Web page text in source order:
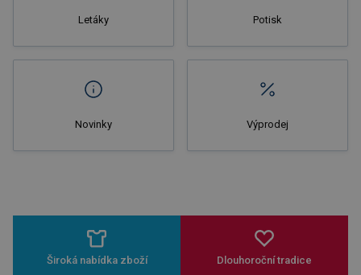
Letáky Potisk
Novinky Výprodej
Široká nabídka zboží Dlouhoroční tradice